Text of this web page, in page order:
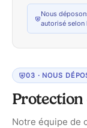
Nous
autorisé selon
03 · NOUS
Notre équipe de